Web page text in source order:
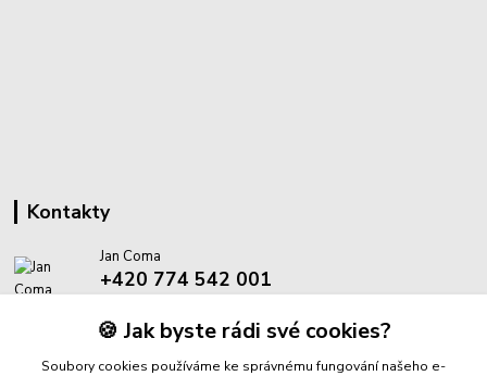
Kontakty
Jan Coma
+420 774 542 001
info@proantik.cz🍪 Jak byste rádi své cookies?
Soubory cookies používáme ke správnému fungování našeho e-